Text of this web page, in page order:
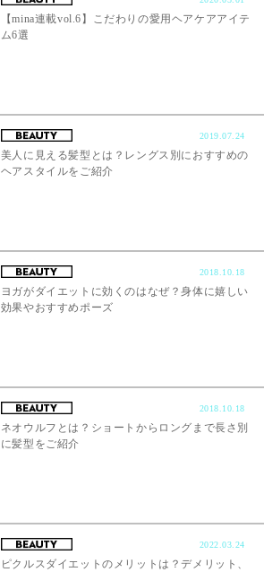
【mina連載vol.6】こだわりの愛用ヘアケアアイテ
ム6選
2019.07.24
美人に見える髪型とは？レングス別におすすめの
ヘアスタイルをご紹介
2018.10.18
ヨガがダイエットに効くのはなぜ？身体に嬉しい
効果やおすすめポーズ
2018.10.18
ネオウルフとは？ショートからロングまで長さ別
に髪型をご紹介
2022.03.24
ピクルスダイエットのメリットは？デメリット、